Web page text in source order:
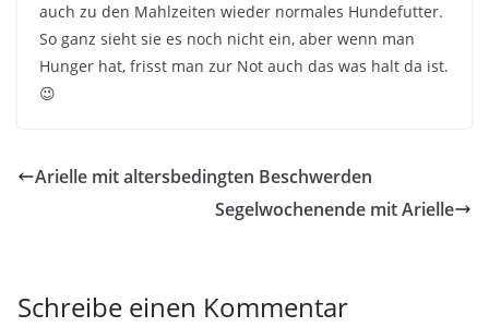
auch zu den Mahlzeiten wieder normales Hundefutter.
So ganz sieht sie es noch nicht ein, aber wenn man
Hunger hat, frisst man zur Not auch das was halt da ist.
😉
Arielle mit altersbedingten Beschwerden
Segelwochenende mit Arielle
Schreibe einen Kommentar